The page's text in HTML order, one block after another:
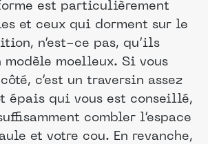
est particulièrement
et ceux qui dorment sur le
n’est-ce pas, qu’ils
modèle moelleux. Si vous
c’est un traversin assez
épais qui vous est conseillé,
combler l’espace
et votre cou. En revanche,